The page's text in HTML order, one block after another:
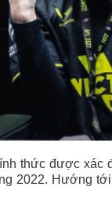
thức được
2022. Hướng